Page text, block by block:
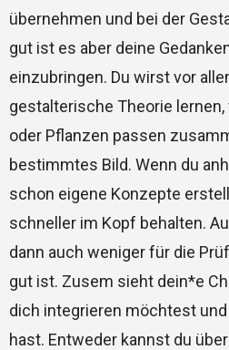
übernehmen und bei der
gut ist es aber deine
einzubringen. Du wirst vor
gestalterische Theorie
oder Pflanzen passen
bestimmtes Bild. Wenn du
schon eigene Konzepte
schneller im Kopf behalten.
dann auch weniger für die
gut ist. Zusem sieht dein*e
dich integrieren möchtest
hast. Entweder kannst du